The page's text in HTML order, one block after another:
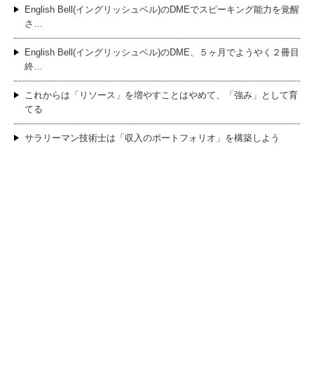
English Bell(イングリッシュベル)のDMEでスピーキング能力を覚醒
さ…
English Bell(イングリッシュベル)のDME、５ヶ月でようやく２冊目
終…
これからは「リソース」を増やすことはやめて、「強み」として育
てる
サラリーマン技術士は「収入のポートフォリオ」を構築しよう